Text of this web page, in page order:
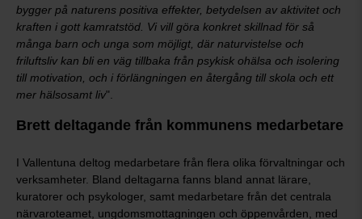
bygger på naturens positiva effekter, betydelsen av aktivitet och
kraften i gott kamratstöd. Vi vill göra konkret skillnad för så
många barn och unga som möjligt, där naturvistelse och
friluftsliv kan bli en väg tillbaka från psykisk ohälsa och isolering
till motivation, och i förlängningen en återgång till skola och ett
mer hälsosamt liv".
Brett deltagande från kommunens medarbetare
I Vallentuna deltog medarbetare från flera olika förvaltningar och
verksamheter. Bland deltagarna fanns bland annat lärare,
kuratorer och psykologer, samt medarbetare från det centrala
närvaroteamet, ungdomsmottagningen och öppenvården, med